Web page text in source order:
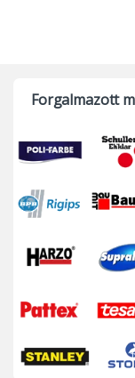
Forgalmazott